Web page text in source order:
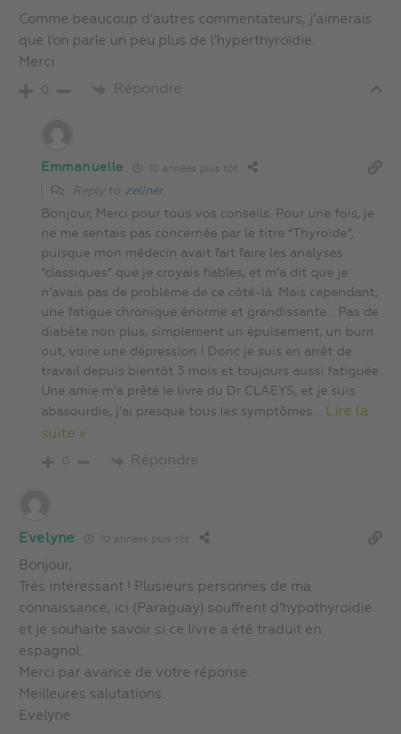
Comme beaucoup d’autres commentateurs, j’aimerais
que l’on parle un peu plus de l’hyperthyroïdie.
Merci
0 Répondre
Emmanuelle 10 années plus tôt
Reply to zellner
Bonjour, Merci pour tous vos conseils. Pour une fois, je
ne me sentais pas concernée par le titre “Thyroïde”,
puisque mon médecin avait fait faire les analyses
“classiques” que je croyais fiables, et m’a dit que je
n’avais pas de problème de ce côté-là. Mais cependant,
une fatigue chronique énorme et grandissante… Pas de
diabète non plus, simplement un épuisement, un burn
out, voire une dépression ! Donc je suis en arrêt de
travail depuis bientôt 3 mois et toujours aussi fatiguée.
Une amie m’a prêté le livre du Dr CLAEYS, et je suis
abasourdie, j’ai presque tous les symptômes… Lire la
suite »
0 Répondre
Evelyne 10 années plus tôt
Bonjour,
Très intéressant ! Plusieurs personnes de ma
connaissance, ici (Paraguay) souffrent d’hypothyroidie
et je souhaite savoir si ce livre a été traduit en
espagnol.
Merci par avance de votre réponse.
Meilleures salutations.
Evelyne